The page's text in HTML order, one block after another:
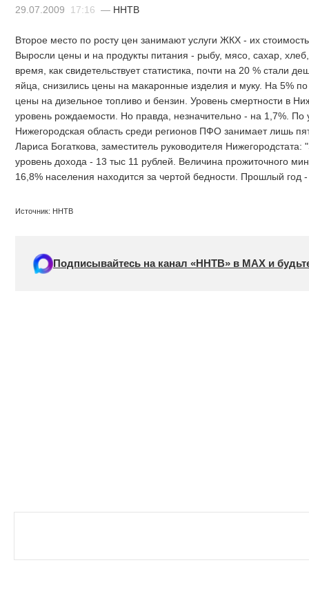
29.07.2009 17:16 — ННТВ
Второе место по росту цен занимают услуги ЖКХ - их
Выросли цены и на продукты питания - рыбу, мясо, сахар,
время, как свидетельствует статистика, почти на 20 % стали
яйца, снизились цены на макаронные изделия и муку. На 5%
цены на дизельное топливо и бензин. Уровень смертности в
уровень рождаемости. Но правда, незначительно - на 1,7%.
Нижегородская область среди регионов ПФО занимает лишь
Лариса Богаткова, заместитель руководителя
уровень дохода - 13 тыс 11 рублей. Величина прожиточного
16,8% населения находится за чертой бедности. Прошлый год
Источник: ННТВ
Подписывайтесь на канал «ННТВ» в МАХ и